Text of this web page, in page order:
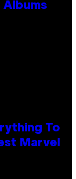
To
Marvel